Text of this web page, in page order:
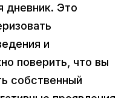
дневник. Это
и
поверить, что вы
собственный